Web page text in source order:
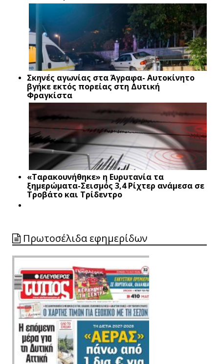
Σκηνές αγωνίας στα Άγραφα- Αυτοκίνητο
βγήκε εκτός πορείας στη Δυτική
Φραγκίστα
«Ταρακουνήθηκε» η Ευρυτανία τα
ξημερώματα-Σεισμός 3,4 Ρίχτερ ανάμεσα σε
Τροβάτο και Τρίδεντρο
Πρωτοσέλιδα εφημερίδων